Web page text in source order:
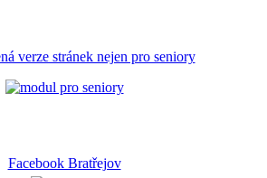
verze stránek nejen pro seniory
Facebook Bratřejov